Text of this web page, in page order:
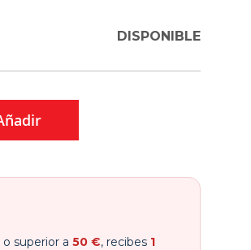
DISPONIBLE
superior a 50 €, recibes 1